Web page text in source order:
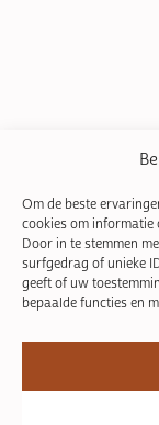
Om de beste
cookies om informatie
Door in te stemmen
surfgedrag of unieke
geeft of uw
bepaalde functies en